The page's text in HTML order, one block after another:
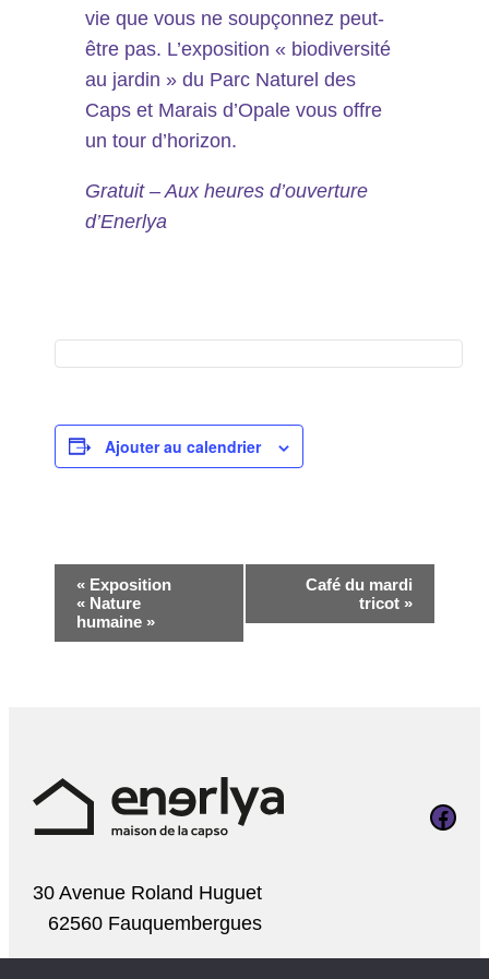
vie que vous ne soupçonnez peut-
être pas. L’exposition « biodiversité
au jardin » du Parc Naturel des
Caps et Marais d’Opale vous offre
un tour d’horizon.
Gratuit – Aux heures d’ouverture
d’Enerlya
Ajouter au calendrier
Navigation
Évènement
« Exposition
« Nature
humaine »
Café du mardi
tricot »
Page
30 Avenue Roland Huguet
62560 Fauquembergues